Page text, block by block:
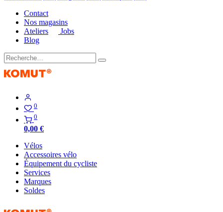
Contact
Nos magasins
Ateliers
Jobs
Blog
0
0
0,00 €
Vélos
Accessoires vélo
Équipement du cycliste
Services
Marques
Soldes